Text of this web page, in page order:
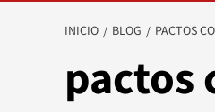
INICIO BLOG PACTOS
pactos